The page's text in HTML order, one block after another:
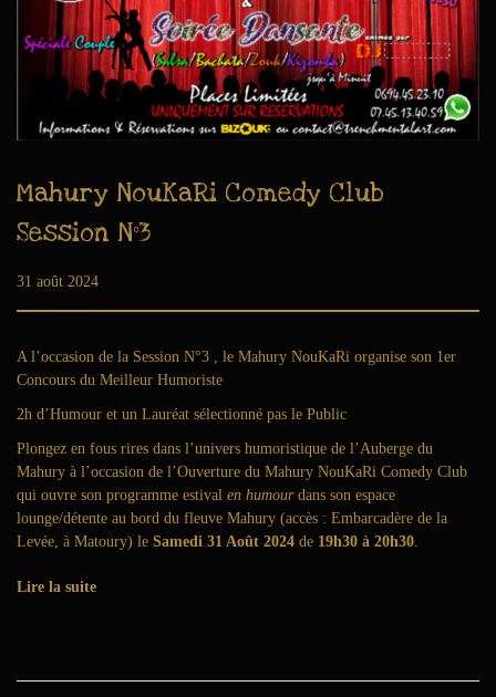
Mahury NouKaRi Comedy Club
Session N°3
Publié le
31 août 2024
û
t
0
2
6
A l’occasion de la Session N°3 , le Mahury NouKaRi organise son 1er
Concours du Meilleur Humoriste
2h d’Humour et un Lauréat sélectionné pas le Public
Plongez en fous rires dans l’univers humoristique de l’Auberge du
Mahury à l’occasion de l’Ouverture du Mahury NouKaRi Comedy Club
qui ouvre son programme estival en humour dans son espace
lounge/détente au bord du fleuve Mahury (accès : Embarcadère de la
Levée, à Matoury) le Samedi 31 Août 2024 de 19h30 à 20h30.
Lire la suite